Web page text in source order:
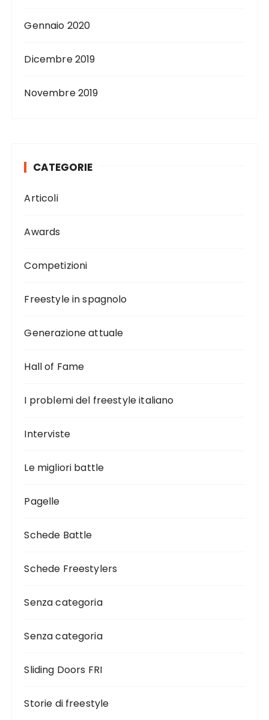
Gennaio 2020
Dicembre 2019
Novembre 2019
CATEGORIE
Articoli
Awards
Competizioni
Freestyle in spagnolo
Generazione attuale
Hall of Fame
I problemi del freestyle italiano
Interviste
Le migliori battle
Pagelle
Schede Battle
Schede Freestylers
Senza categoria
Senza categoria
Sliding Doors FRI
Storie di freestyle